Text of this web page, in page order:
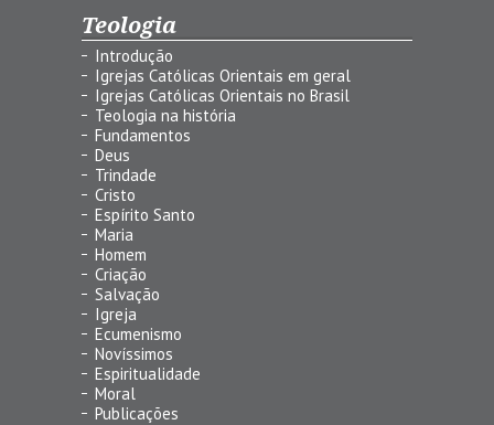
Teologia
Introdução
Igrejas Católicas Orientais em geral
Igrejas Católicas Orientais no Brasil
Teologia na história
Fundamentos
Deus
Trindade
Cristo
Espírito Santo
Maria
Homem
Criação
Salvação
Igreja
Ecumenismo
Novíssimos
Espiritualidade
Moral
Publicações